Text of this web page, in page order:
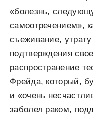
«болезнь,
самоотречением»,
съеживание,
подтверждения
распространение
Фрейда, который,
и «очень
заболел раком,